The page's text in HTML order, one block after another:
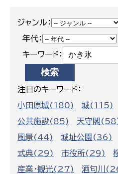
農業委員
会事務局
ジャンル：
年代：
キーワード：
注目のキーワード：
小田原城(180)
城(115)
公共施設(85)
天守閣
風景(44)
城址公園(36)
式典(29)
市役所(29)
産業・観光(27)
酒匂川